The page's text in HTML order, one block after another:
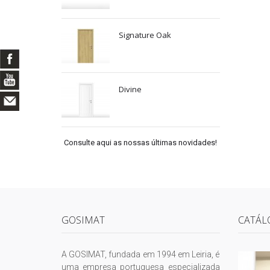
Signature Oak
Divine
Consulte aqui as nossas últimas novidades!
GOSIMAT
A GOSIMAT, fundada em 1994 em Leiria, é
uma empresa portuguesa especializada